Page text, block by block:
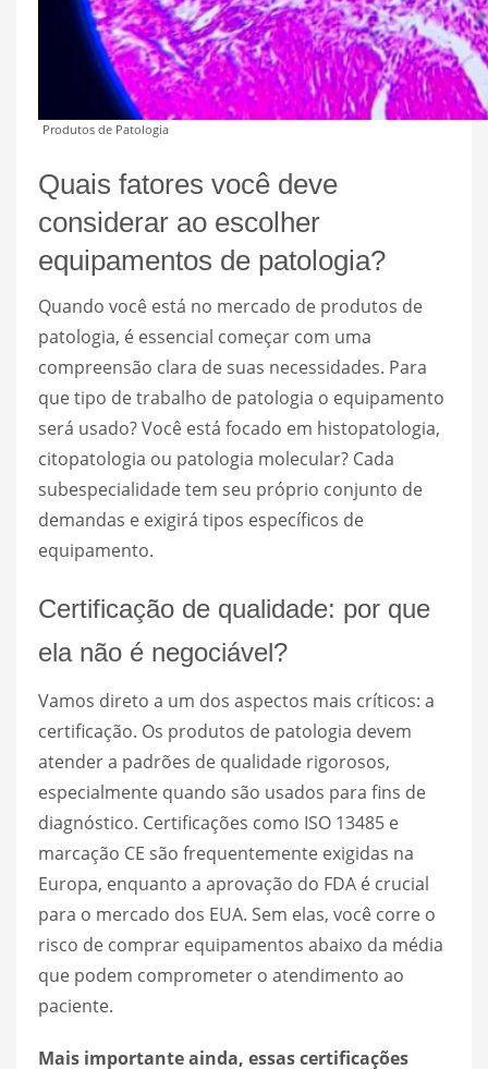
Produtos de Patologia
Quais fatores você deve
considerar ao escolher
equipamentos de patologia?
Quando você está no mercado de produtos de
patologia, é essencial começar com uma
compreensão clara de suas necessidades. Para
que tipo de trabalho de patologia o equipamento
será usado? Você está focado em histopatologia,
citopatologia ou patologia molecular? Cada
subespecialidade tem seu próprio conjunto de
demandas e exigirá tipos específicos de
equipamento.
Certificação de qualidade: por que
ela não é negociável?
Vamos direto a um dos aspectos mais críticos: a
certificação. Os produtos de patologia devem
atender a padrões de qualidade rigorosos,
especialmente quando são usados para fins de
diagnóstico. Certificações como ISO 13485 e
marcação CE são frequentemente exigidas na
Europa, enquanto a aprovação do FDA é crucial
para o mercado dos EUA. Sem elas, você corre o
risco de comprar equipamentos abaixo da média
que podem comprometer o atendimento ao
paciente.
Mais importante ainda, essas certificações